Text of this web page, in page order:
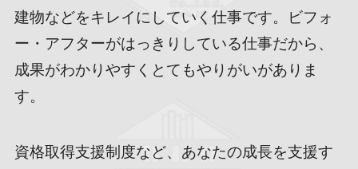
建物などをキレイにしていく仕事です。ビフォ
ー・アフターがはっきりしている仕事だから、
成果がわかりやすくとてもやりがいがありま
す。
資格取得支援制度など、あなたの成長を支援す